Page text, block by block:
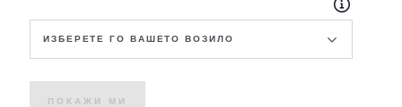
ИЗБЕРЕТЕ ГО ВАШЕТО ВОЗИЛО
ПОКАЖИ МИ